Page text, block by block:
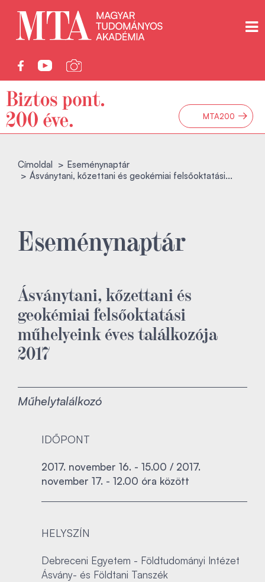
MTA200 →
Címoldal
Eseménynaptár
Ásványtani, kőzettani és geokémiai felsőoktatási...
Eseménynaptár
Ásványtani, kőzettani és
geokémiai felsőoktatási
műhelyeink éves találkozója
2017
Műhelytalálkozó
IDŐPONT
2017. november 16. - 15.00 / 2017.
november 17. - 12.00 óra között
HELYSZÍN
Debreceni Egyetem - Földtudományi Intézet
Ásvány- és Földtani Tanszék